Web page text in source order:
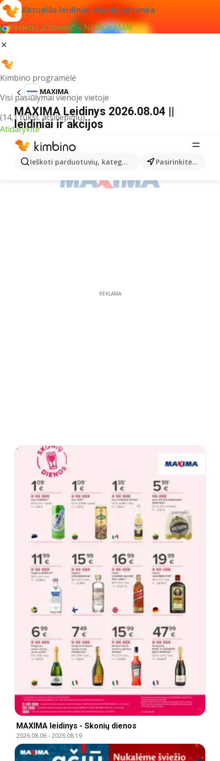
Aktualūs leidiniai visada po ranka
Pridėti į „Chrome“ – NEMOKAMAI
Kimbino programėlė
Visi pasiūlymai vienoje vietoje
(14,1 tūkst. atsiliepimų)
Atidarykite
Ieškoti parduotuvių, kategorijų, produktų... Pasirinkite miestą
MAXIMA
MAXIMA Leidinys 2026.08.04 ||
leidiniai ir akcijos
REKLAMA
MAXIMA leidinys - Skonių dienos
2026.08.06-2026.08.19